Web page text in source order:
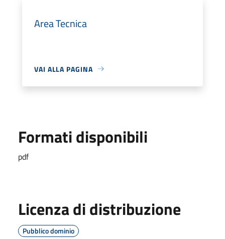
Area Tecnica
VAI ALLA PAGINA
Formati disponibili
pdf
Licenza di distribuzione
Pubblico dominio